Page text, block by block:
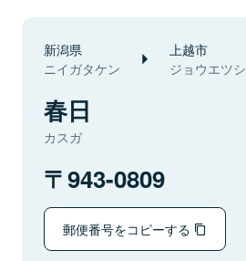
新潟県
ニイガタケン
上越市
ジョウエツシ
春日
カスガ
943-0809
郵便番号をコピーする